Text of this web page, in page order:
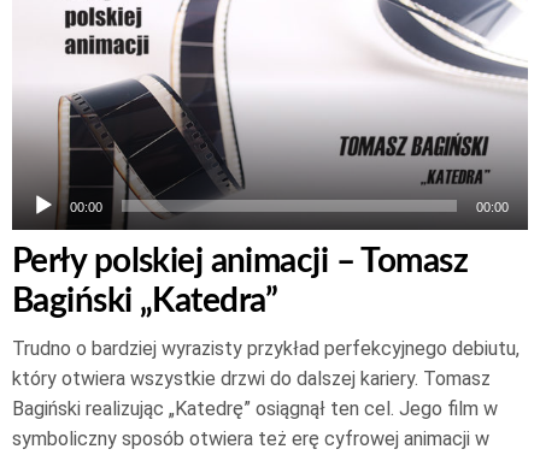
dźwiękowych
00:00 00:00
Perły polskiej animacji – Tomasz
Bagiński „Katedra”
Trudno o bardziej wyrazisty przykład perfekcyjnego debiutu,
który otwiera wszystkie drzwi do dalszej kariery. Tomasz
Bagiński realizując „Katedrę” osiągnął ten cel. Jego film w
symboliczny sposób otwiera też erę cyfrowej animacji w